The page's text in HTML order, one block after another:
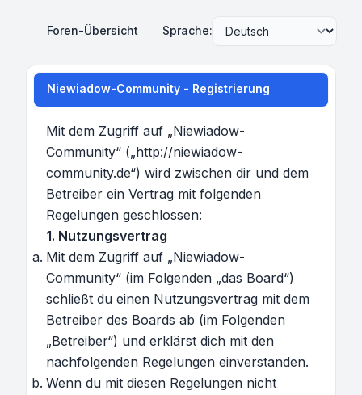
Foren-Übersicht Sprache:
Niewiadow-Community - Registrierung
Mit dem Zugriff auf „Niewiadow-
Community“ („http://niewiadow-
community.de“) wird zwischen dir und dem
Betreiber ein Vertrag mit folgenden
Regelungen geschlossen:
1. Nutzungsvertrag
Mit dem Zugriff auf „Niewiadow-
Community“ (im Folgenden „das Board“)
schließt du einen Nutzungsvertrag mit dem
Betreiber des Boards ab (im Folgenden
„Betreiber“) und erklärst dich mit den
nachfolgenden Regelungen einverstanden.
Wenn du mit diesen Regelungen nicht